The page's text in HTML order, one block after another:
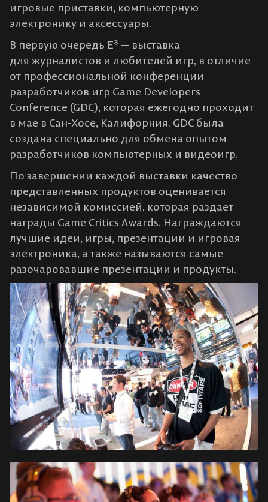
игровые приставки, компьютерную
электронику и аксессуары.
В первую очередь E³ — выставка
для журналистов и любителей игр, в отличие
от профессиональной конференции
разработчиков игр Game Developers
Conference (GDC), которая ежегодно проходит
в мае в Сан-Хосе, Калифорния. GDC была
создана специально для обмена опытом
разработчиков компьютерных и видеоигр.
По завершении каждой выставки качество
представленных продуктов оценивается
независимой комиссией, которая раздает
награды Game Critics Awards. Награждаются
лучшие идеи, игры, презентации и игровая
электроника, а также называются самые
разочаровавшие презентации и продукты.